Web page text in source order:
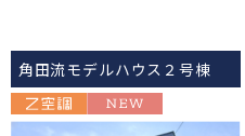
角田流モデルハウス２号棟